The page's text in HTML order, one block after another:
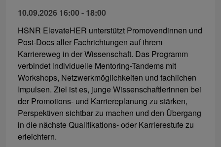
10.09.2026 16:00 - 18:00
HSNR ElevateHER unterstützt Promovendinnen und
Post-Docs aller Fachrichtungen auf ihrem
Karriereweg in der Wissenschaft. Das Programm
verbindet individuelle Mentoring-Tandems mit
Workshops, Netzwerkmöglichkeiten und fachlichen
Impulsen. Ziel ist es, junge Wissenschaftlerinnen bei
der Promotions- und Karriereplanung zu stärken,
Perspektiven sichtbar zu machen und den Übergang
in die nächste Qualifikations- oder Karrierestufe zu
erleichtern.